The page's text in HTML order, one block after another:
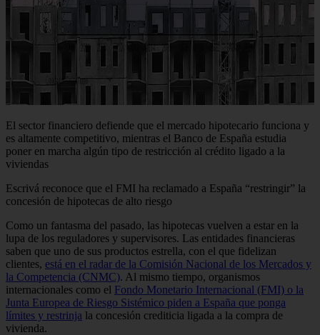
El sector financiero defiende que el mercado hipotecario funciona y
es altamente competitivo, mientras el Banco de España estudia
poner en marcha algún tipo de restricción al crédito ligado a la
viviendas
Escrivá reconoce que el FMI ha reclamado a España “restringir” la
concesión de hipotecas de alto riesgo
Como un fantasma del pasado, las hipotecas vuelven a estar en la
lupa de los reguladores y supervisores. Las entidades financieras
saben que uno de sus productos estrella, con el que fidelizan
clientes, está en el radar de la Comisión Nacional de los Mercados y
la Competencia (CNMC). Al mismo tiempo, organismos
internacionales como el Fondo Monetario Internacional (FMI) o la
Junta Europea de Riesgo Sistémico piden a España que ponga
límites y restrinja la concesión crediticia ligada a la compra de
vivienda.